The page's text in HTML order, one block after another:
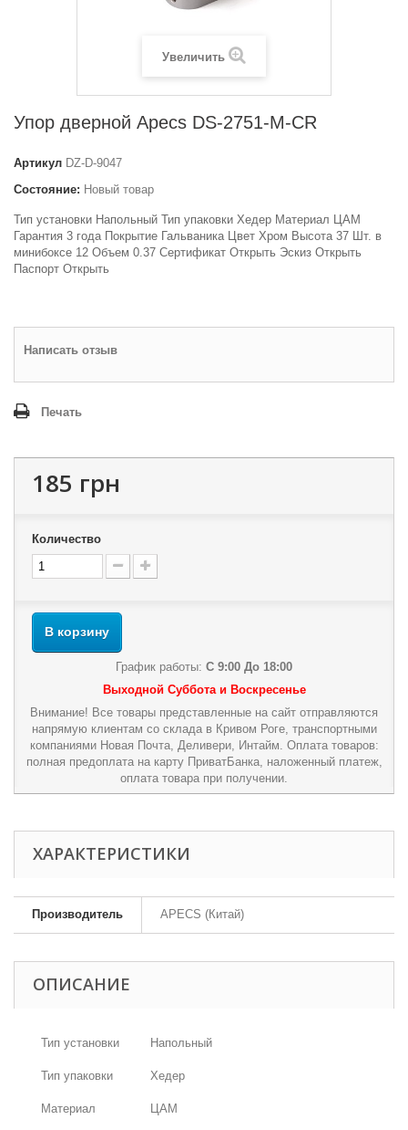
Увеличить
Упор дверной Apecs DS-2751-M-CR
Артикул DZ-D-9047
Состояние: Новый товар
Тип установки Напольный Тип упаковки Хедер Материал ЦАМ
Гарантия 3 года Покрытие Гальваника Цвет Хром Высота 37 Шт. в
минибоксе 12 Объем 0.37 Сертификат Открыть Эскиз Открыть
Паспорт Открыть
Написать отзыв
Печать
185 грн
Количество
В корзину
График работы: С 9:00 До 18:00
Выходной Суббота и Воскресенье
Внимание! Все товары представленные на сайт отправляются
напрямую клиентам со склада в Кривом Роге, транспортными
компаниями Новая Почта, Деливери, Интайм. Оплата товаров:
полная предоплата на карту ПриватБанка, наложенный платеж,
оплата товара при получении.
ХАРАКТЕРИСТИКИ
Производитель APECS (Китай)
ОПИСАНИЕ
Тип установки Напольный
Тип упаковки Хедер
Материал ЦАМ